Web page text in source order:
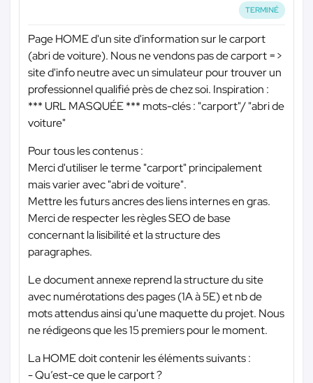
TERMINÉ
Page HOME d'un site d'information sur le carport
(abri de voiture). Nous ne vendons pas de carport =>
site d'info neutre avec un simulateur pour trouver un
professionnel qualifié près de chez soi. Inspiration :
*** URL MASQUÉE *** mots-clés : "carport"/ "abri de
voiture"
Pour tous les contenus :
Merci d'utiliser le terme "carport" principalement
mais varier avec "abri de voiture".
Mettre les futurs ancres des liens internes en gras.
Merci de respecter les règles SEO de base
concernant la lisibilité et la structure des
paragraphes.
Le document annexe reprend la structure du site
avec numérotations des pages (1A à 5E) et nb de
mots attendus ainsi qu'une maquette du projet. Nous
ne rédigeons que les 15 premiers pour le moment.
La HOME doit contenir les éléments suivants :
- Qu’est-ce que le carport ?